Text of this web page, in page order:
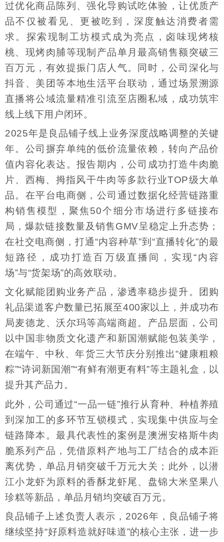
过优化商品陈列、强化导购试吃体验，让优质产
品不仅被看见、更被吃到，深度触达消费者需
求。探索现制工坊模式成为亮点，卤味现烤核
桃、现烤肉脯等现制产品单月最高销售额突破三
百万元，有效提振门店人气。同时，公司深化与
抖音、美团等本地生活平台联动，通过场景溯源
直播将公域流量精准引流至店圈私域，成功筑牢
线上线下用户闭环。
2025年是良品铺子线上业务深度战略调整的关键
年。公司摒弃单纯的低价流量依赖，转向产品价
值内容化表达。报告期内，公司成功打造牛肉脆
片、西梅、拇指风干牛肉等多款行业TOP级大单
品。在平台电商侧，公司通过数据化经营链路重
构销售模型，聚焦50个细分市场进行多链接布
局，爆款链接数量及销售GMV呈稳定上升态势；
在社交电商侧，打通“内容种草”到“直播转化”的最
短路径，成功打造百万级直播间，实现“内容
场”与“货架场”的高效联动。
文化赋能团购业务产品，渗透率稳步提升。团购
礼品渠道客户数量已拓展至400家以上，并成功布
局麦德龙、沃尔玛等高端商超。产品层面，公司
以中国非物质文化遗产和新国潮赋能包装美学，
在端午、中秋、年货三大节庆分别推出“健康粗粮
粽”“诗词新国潮”“有鲜有潮更有料”等主题礼盒，以
提升其产品力。
此外，公司通过“一品一链”推行从育种、种植养殖
到深加工的多环节互锁模式，实现集中供应与全
链路降本。最具代表性的案例是澳洲安格斯牛肉
脆系列产品，凭借原料产地与工厂结合的成本距
离优势，单品月销突破千万元大关；此外，以潜
江小龙虾为原料的香酥龙虾尾、盘锦大米坚果八
珍糕等新品，单品月销均突破百万元。
良品铺子上述负责人表示，2026年，良品铺子将
继续坚持“好原料造就好味道”的核心主张，进一步